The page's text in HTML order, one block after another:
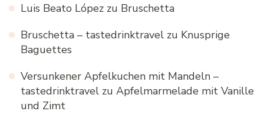
Luis Beato López zu Bruschetta
Bruschetta – tastedrinktravel zu Knusprige
Baguettes
Versunkener Apfelkuchen mit Mandeln –
tastedrinktravel zu Apfelmarmelade mit Vanille
und Zimt